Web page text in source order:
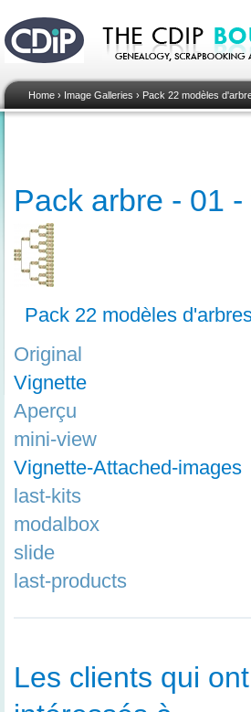
Home › Image Galleries › Pack 22 modèles
Pack arbre - 01
Pack 22 modèles
Original
Vignette
Aperçu
mini-view
Vignette-Attached-images
last-kits
modalbox
slide
last-products
Les clients qui